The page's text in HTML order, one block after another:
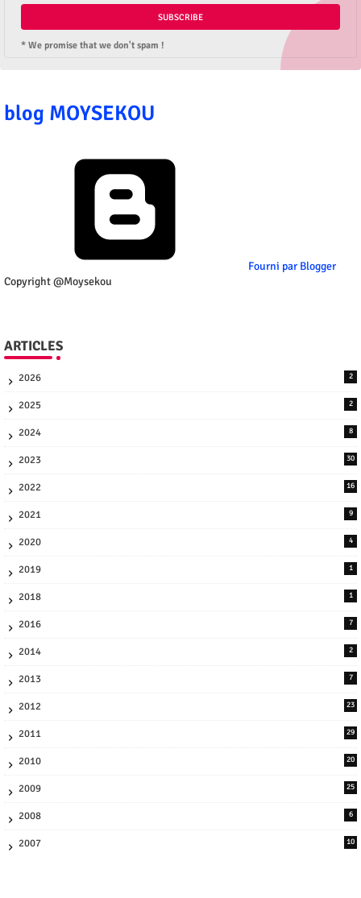
* We promise that we don't spam !
blog MOYSEKOU
Fourni par Blogger
Copyright @Moysekou
ARTICLES
2026 2
2025 2
2024 8
2023 30
2022 16
2021 9
2020 4
2019 1
2018 1
2016 7
2014 2
2013 7
2012 23
2011 29
2010 20
2009 25
2008 6
2007 10